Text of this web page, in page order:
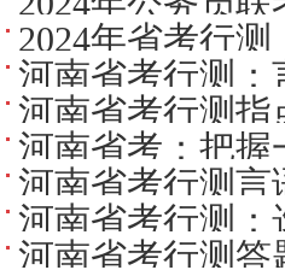
吗？
2024年省考行
河南省考行测：
河南省考行测指
河南省考：把握
河南省考行测言
机取巧
河南省考行测：
河南省考行测答